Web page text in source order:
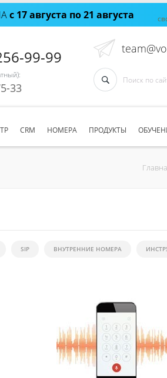
с 17 августа по 21 августа
99-99
33
CRM НОМЕРА ПРОДУКТЫ
SIP ВНУТРЕННИЕ НОМЕРА